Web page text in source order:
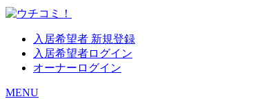
入居希望者 新規登録
入居希望者ログイン
オーナーログイン
MENU